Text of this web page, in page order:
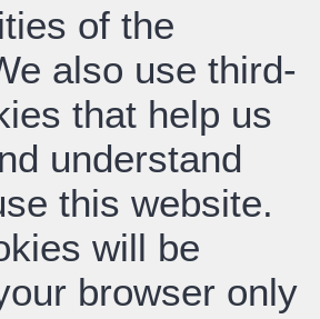
of the
also use third-
that help us
understand
this website.
will be
browser only